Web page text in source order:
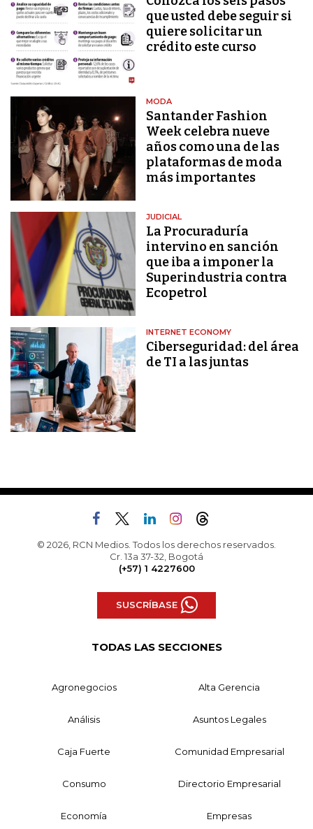
que usted debe seguir si
quiere solicitar un
crédito este curso
MODA
Santander Fashion
Week celebra nueve
años como una de las
plataformas de moda
más importantes
JUDICIAL
La Procuraduría
intervino en sanción
que iba a imponer la
Superindustria contra
Ecopetrol
INTERNET ECONOMY
Ciberseguridad: del área
de TI a las juntas
© 2026, RCN Medios. Todos los derechos reservados.
Cr. 13a 37-32, Bogotá
(+57) 1 4227600
SUSCRÍBASE
TODAS LAS SECCIONES
Agronegocios Alta Gerencia
Análisis Asuntos Legales
Caja Fuerte Comunidad Empresarial
Consumo Directorio Empresarial
Economía Empresas